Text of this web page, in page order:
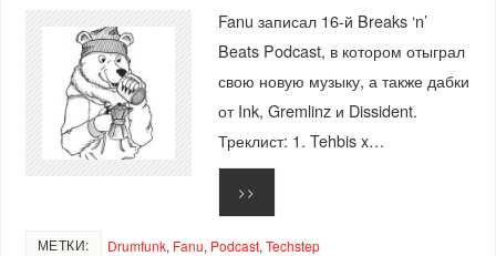
Fanu записал 16-й Breaks ‘n’
Beats Podcast, в котором отыграл
свою новую музыку, а также дабки
от Ink, Gremlinz и Dissident.
Треклист: 1. Tehbis x…
>>
МЕТКИ: Drumfunk, Fanu, Podcast, Techstep